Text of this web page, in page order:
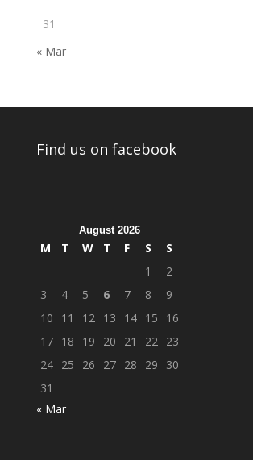
31
« Mar
Find us on facebook
August 2026
M T W T F S
S
1
2
3
4 5 6 7 8
9
10
11 12 13 14 15
16
17 18 19 20 21 22 23
24 25 26 27 28 29
30
31
« Mar